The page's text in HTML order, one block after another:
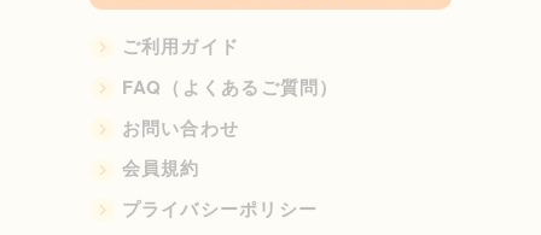
ご利用ガイド
FAQ（よくあるご質問）
お問い合わせ
会員規約
プライバシーポリシー